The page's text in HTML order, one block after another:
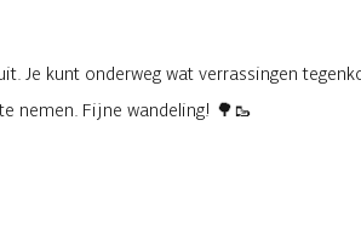
Je kunt onderweg wat verrassingen
nemen. Fijne wandeling! 🌳🥾